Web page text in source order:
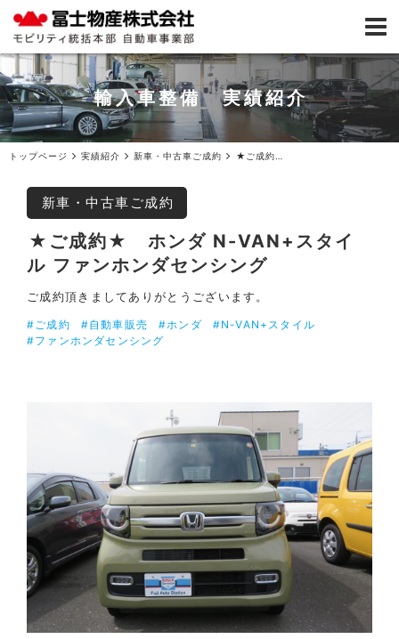
輸入車整備 実績紹介
トップページ 実績紹介 新車・中古車ご成約
新車・中古車ご成約
★ご成約★ ホンダ N-VAN+スタイ
ル ファンホンダセンシング
ご成約頂きましてありがとうございます。
#ご成約 #自動車販売 #ホンダ
#N-VAN+スタイル
#ファンホンダセンシング